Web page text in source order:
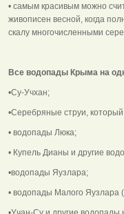
• самым красивым можно
живописен весной, когда
скалу многочисленными
Все водопады Крыма на
•Су-Учхан;
•Серебряные струи,
• водопады Люка;
• Купель Дианы и другие
•водопады Яузлара;
• водопады Малого Яузлара